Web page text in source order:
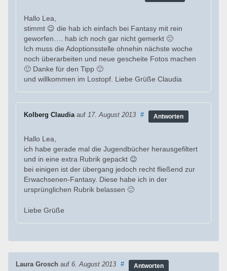
Hallo Lea,
stimmt 😉 die hab ich einfach bei Fantasy mit rein
geworfen…. hab ich noch gar nicht gemerkt 🙁
Ich muss die Adoptionsstelle ohnehin nächste woche
noch überarbeiten und neue gescheite Fotos machen
🙂 Danke für den Tipp 🙂
und willkommen im Lostopf. Liebe Grüße Claudia
Kolberg Claudiaauf 17. August 2013 # Antworten
Hallo Lea,
ich habe gerade mal die Jugendbücher herausgefiltert
und in eine extra Rubrik gepackt 😉
bei einigen ist der übergang jedoch recht fließend zur
Erwachsenen-Fantasy. Diese habe ich in der
ursprünglichen Rubrik belassen 🙂
Liebe Grüße
Laura Grosch auf 6. August 2013 # Antworten